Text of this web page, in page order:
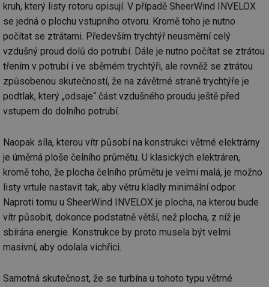
kruh, který listy rotoru opisují. V případě SheerWind INVELOX
se jedná o plochu vstupního otvoru. Kromě toho je nutno
počítat se ztrátami. Především trychtýř neusměrní celý
vzdušný proud dolů do potrubí. Dále je nutno počítat se ztrátou
třením v potrubí i ve sběrném trychtýři, ale rovněž se ztrátou
způsobenou skutečností, že na závětrné straně trychtýře je
podtlak, který „odsaje“ část vzdušného proudu ještě před
vstupem do dolního potrubí.
Naopak síla, kterou vítr působí na konstrukci větrné elektrárny
je úměrná ploše čelního průmětu. U klasických elektráren,
kromě toho, že plocha čelního průmětu je velmi malá, je možno
listy vrtule nastavit tak, aby větru kladly minimální odpor.
Naproti tomu u SheerWind INVELOX je plocha, na kterou bude
vítr působit, dokonce podstatně větší, než plocha, z níž je
sbírána energie. Konstrukce by proto musela být velmi
masivní, aby odolala vichřici.
Samotná skutečnost, že se turbína u tohoto typu větrné